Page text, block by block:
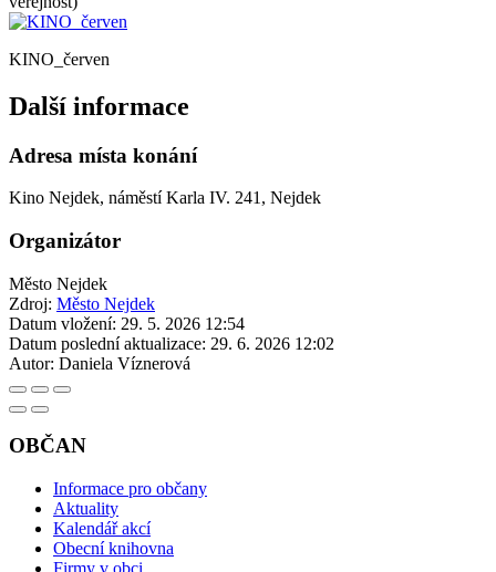
KINO_červen
Další informace
Adresa místa konání
Kino Nejdek, náměstí Karla IV. 241, Nejdek
Organizátor
Město Nejdek
Zdroj: Město Nejdek
Datum vložení: 29. 5. 2026 12:54
Datum poslední aktualizace: 29. 6. 2026 12:02
Autor: Daniela Víznerová
OBČAN
Informace pro občany
Aktuality
Kalendář akcí
Obecní knihovna
Firmy v obci